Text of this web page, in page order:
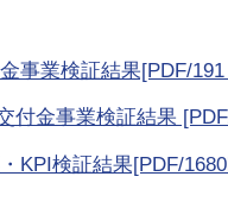
事業検証結果[PDF/191
付金事業検証結果
KPI検証結果[PDF/